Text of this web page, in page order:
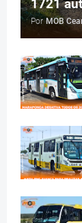
1721
Por MOB